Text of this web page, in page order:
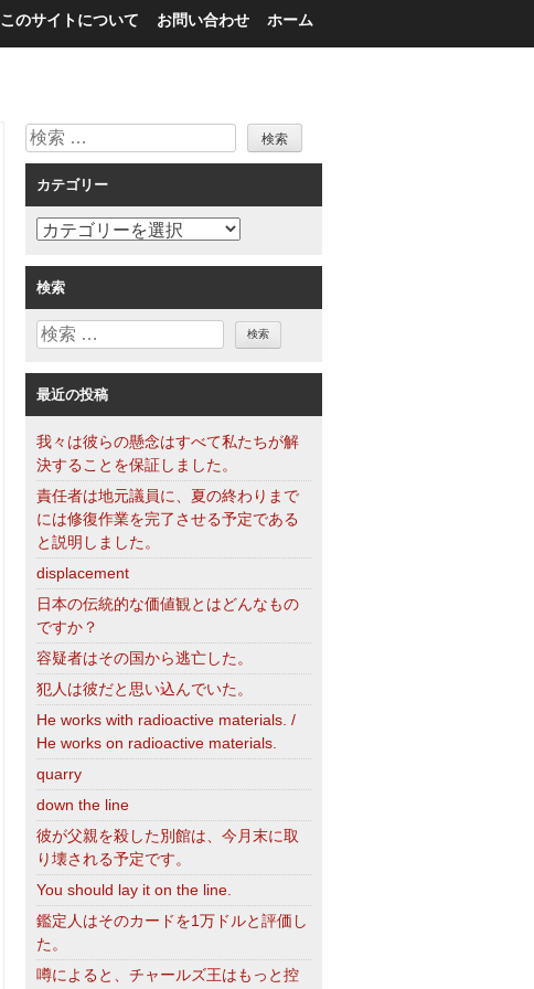
ホーム
お問い合わせ
このサイトについて
検
索
カテゴリー
カ
ゴ
リ
ー
検索
検
最近の投稿
我々は彼らの懸念はすべて私たちが解
決することを保証しました。
責任者は地元議員に、夏の終わりまで
には修復作業を完了させる予定である
と説明しました。
displacement
日本の伝統的な価値観とはどんなもの
ですか？
容疑者はその国から逃亡した。
犯人は彼だと思い込んでいた。
He works with radioactive materials. /
He works on radioactive materials.
quarry
down the line
彼が父親を殺した別館は、今月末に取
り壊される予定です。
You should lay it on the line.
鑑定人はそのカードを1万ドルと評価し
た。
噂によると、チャールズ王はもっと控